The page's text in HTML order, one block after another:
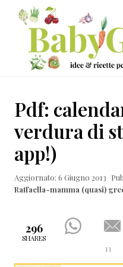
Menu
Passa
contenuto
principale
Passa
laterale
primaria
Passa
ricette
per
famiglie
(quasi)
green
Pdf:
verdura di
app!)
Aggiornato: 6 Giugno 2013
Raffaella-mamma (quasi)
296
SHARES
11